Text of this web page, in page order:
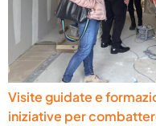
Visite guidate e
iniziative per